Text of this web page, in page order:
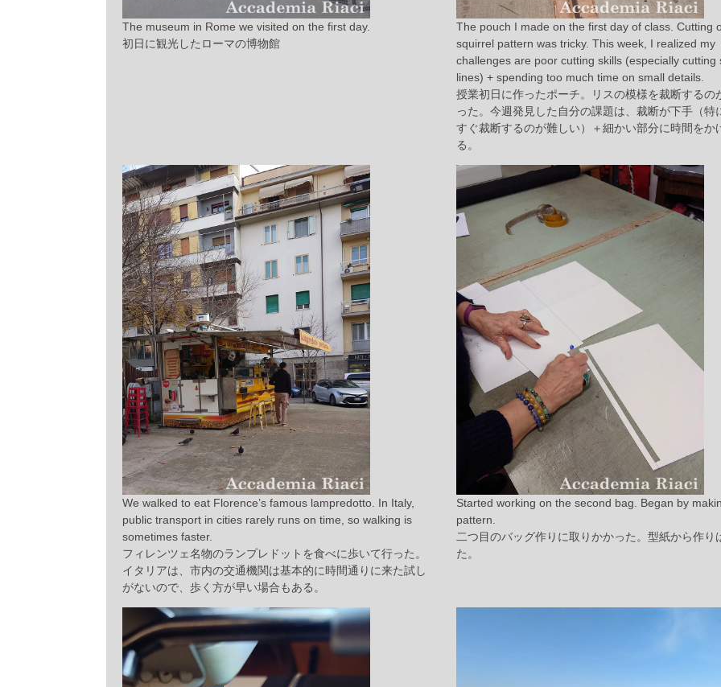
The museum in Rome we visited on the first day.
初日に観光したローマの博物館
The pouch I made on the first day of class. Cutting
squirrel pattern was tricky. This week, I realized my
challenges are poor cutting skills (especially cutting
lines) + spending too much time on small details.
授業初日に作ったポーチ。リスの模様を裁断するの
った。今週発見した自分の課題は、裁断が下手（特
すぐ裁断するのが難しい）＋細かい部分に時間をか
る。
We walked to eat Florence’s famous lampredotto. In Italy,
public transport in cities rarely runs on time, so walking is
sometimes faster.
フィレンツェ名物のランプレドットを食べに歩いて行った。
イタリアは、市内の交通機関は基本的に時間通りに来た試し
がないので、歩く方が早い場合もある。
Started working on the second bag. Began by
pattern.
二つ目のバッグ作りに取りかかった。型紙から作り
た。